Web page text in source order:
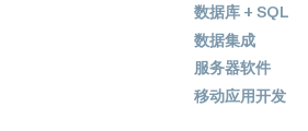
数据库 + SQL
数据集成
服务器软件
移动应用开发